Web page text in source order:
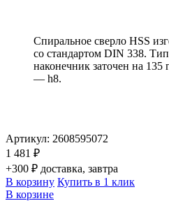
Спиральное сверло HSS
со стандартом DIN 338.
наконечник заточен на 135
— h8.
Артикул: 2608595072
1 481 ₽
+300 ₽ доставка, завтра
В корзину Купить в 1 клик
В корзине